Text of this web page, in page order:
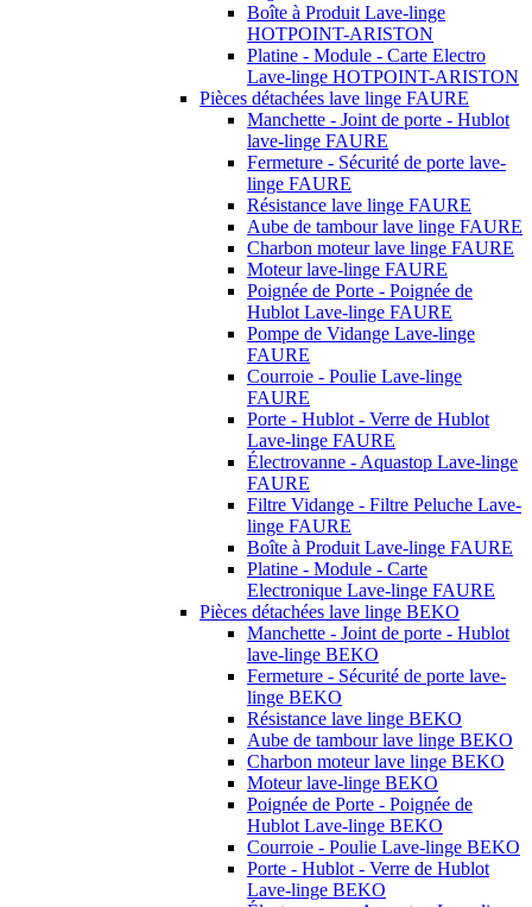
Boîte à Produit Lave-linge
HOTPOINT-ARISTON
Platine - Module - Carte Electro
Lave-linge HOTPOINT-ARISTON
Pièces détachées lave linge FAURE
Manchette - Joint de porte - Hublot
lave-linge FAURE
Fermeture - Sécurité de porte lave-
linge FAURE
Résistance lave linge FAURE
Aube de tambour lave linge FAURE
Charbon moteur lave linge FAURE
Moteur lave-linge FAURE
Poignée de Porte - Poignée de
Hublot Lave-linge FAURE
Pompe de Vidange Lave-linge
FAURE
Courroie - Poulie Lave-linge
FAURE
Porte - Hublot - Verre de Hublot
Lave-linge FAURE
Électrovanne - Aquastop Lave-linge
FAURE
Filtre Vidange - Filtre Peluche Lave-
linge FAURE
Boîte à Produit Lave-linge FAURE
Platine - Module - Carte
Electronique Lave-linge FAURE
Pièces détachées lave linge BEKO
Manchette - Joint de porte - Hublot
lave-linge BEKO
Fermeture - Sécurité de porte lave-
linge BEKO
Résistance lave linge BEKO
Aube de tambour lave linge BEKO
Charbon moteur lave linge BEKO
Moteur lave-linge BEKO
Poignée de Porte - Poignée de
Hublot Lave-linge BEKO
Courroie - Poulie Lave-linge BEKO
Porte - Hublot - Verre de Hublot
Lave-linge BEKO